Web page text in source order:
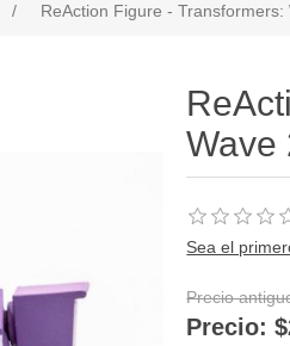
/ ReAction Figure - Transformers:
Wave
Sea el
Precio
Precio: